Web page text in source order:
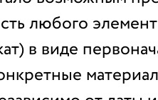
любого
в виде